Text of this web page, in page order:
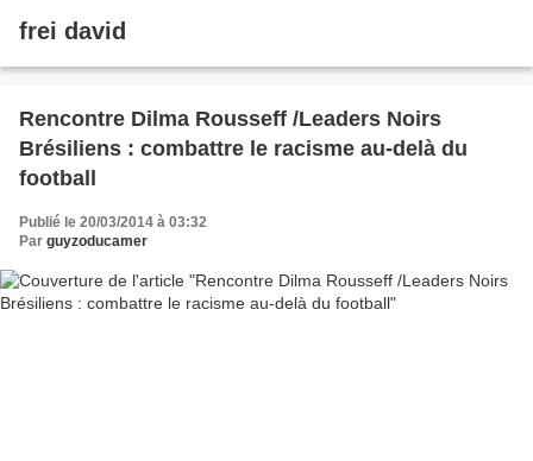
frei david
Rencontre Dilma Rousseff /Leaders Noirs
Brésiliens : combattre le racisme au-delà du
football
Publié le 20/03/2014 à 03:32
Par guyzoducamer